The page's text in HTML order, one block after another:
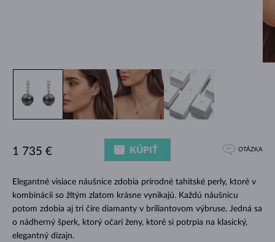
Elegantné visiace náušnice zdobia prírodné tahitské perly, ktoré v
kombinácii so žltým zlatom krásne vynikajú. Každú náušnicu
potom zdobia aj tri číre diamanty v briliantovom výbruse. Jedná sa
o nádherný šperk, ktorý očarí ženy, ktoré si potrpia na klasický,
elegantný dizajn.
1 735 € KÚPIŤ OTÁZKA